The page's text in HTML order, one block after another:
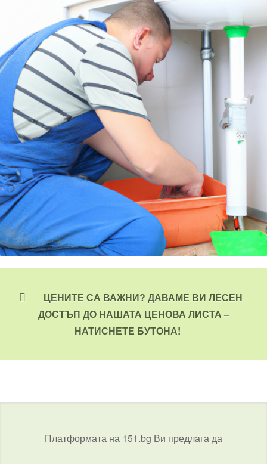
ЦЕНИТЕ СА ВАЖНИ? ДАВАМЕ ВИ ЛЕСЕН
ДОСТЪП ДО НАШАТА ЦЕНОВА ЛИСТА –
НАТИСНЕТЕ БУТОНА!
Платформата на 151.bg Ви предлага да